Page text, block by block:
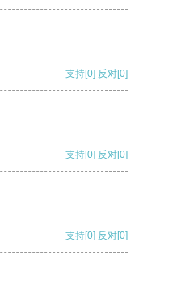
支持[0] 反对[0]
支持[0] 反对[0]
支持[0] 反对[0]